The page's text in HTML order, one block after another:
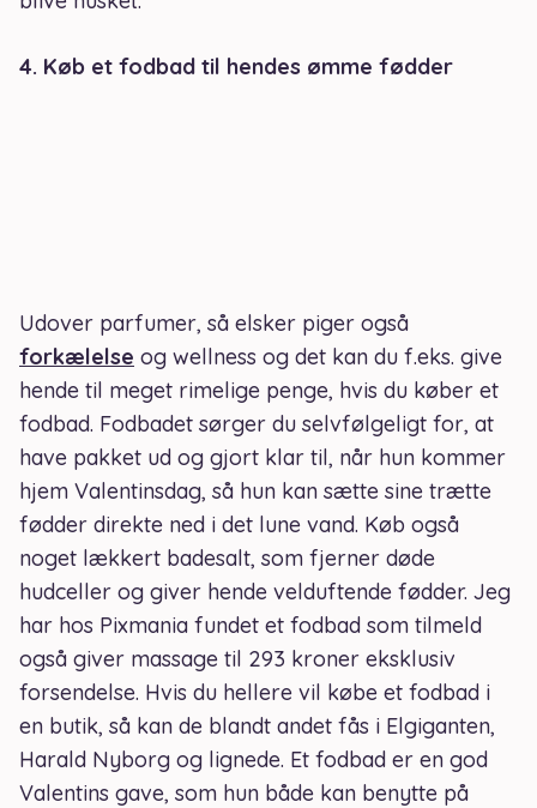
4. Køb et fodbad til hendes ømme fødder
Udover parfumer, så elsker piger også
forkælelse og wellness og det kan du f.eks. give
hende til meget rimelige penge, hvis du køber et
fodbad. Fodbadet sørger du selvfølgeligt for, at
have pakket ud og gjort klar til, når hun kommer
hjem Valentinsdag, så hun kan sætte sine trætte
fødder direkte ned i det lune vand. Køb også
noget lækkert badesalt, som fjerner døde
hudceller og giver hende velduftende fødder. Jeg
har hos Pixmania fundet et fodbad som tilmeld
også giver massage til 293 kroner eksklusiv
forsendelse. Hvis du hellere vil købe et fodbad i
en butik, så kan de blandt andet fås i Elgiganten,
Harald Nyborg og lignede. Et fodbad er en god
Valentins gave, som hun både kan benytte på